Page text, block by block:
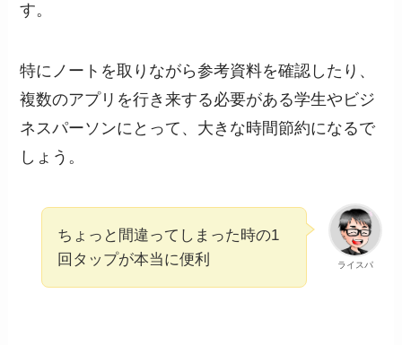
す。
特にノートを取りながら参考資料を確認したり、
複数のアプリを行き来する必要がある学生やビジ
ネスパーソンにとって、大きな時間節約になるで
しょう。
ライスパ
ちょっと間違ってしまった時の1
回タップが本当に便利